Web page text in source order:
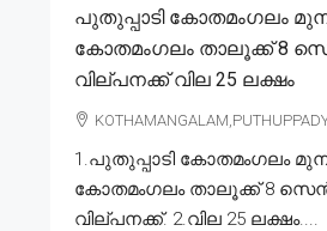
പുതുപ്പാടി കോതമംഗലം
കോതമംഗലം താലൂക്ക് 8
വില്പനക്ക് വില 25 ലക്ഷം
1.പുതുപ്പാടി കോതമംഗലം
കോതമംഗലം താലൂക്ക് 8
വില്പനക്ക്. 2.വില 25 ലക്ഷം....